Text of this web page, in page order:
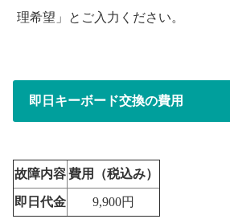
理希望」とご入力ください。
即日キーボード交換の費用
故障内容費用（税込み）
即日代金
9,900円